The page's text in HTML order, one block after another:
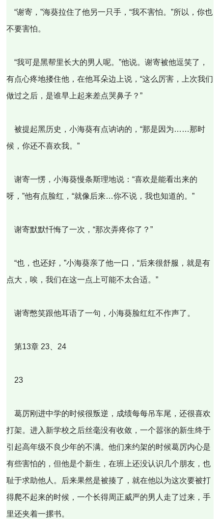
“谢寄，”海葵拉住了他另一只手，“我不害怕。”所以，你也
不要害怕。
“我可是黑帮里长大的男人呢。”他说。谢寄被他逗笑了，
有点心疼地搂住他，在他耳朵边上说，“这么厉害，上次我们
做过之后，是谁早上起来差点哭鼻子？”
被提起黑历史，小海葵有点讷讷的，“那是因为……那时
候，你还不喜欢我。”
谢寄一愣，小海葵慢条斯理地说：“喜欢是能看出来的
呀，”他有点脸红，“就像后来…你不说，我也知道的。”
谢寄默默忏悔了一次，“那次弄疼你了？”
“也，也还好，”小海葵亲了他一口，“后来很舒服，就是有
点大，唉，我们在这一点上可能不太合适。”
谢寄憋笑跟他耳语了一句，小海葵脸红红不作声了。
第13章 23、24
23
葛厉刚进中学的时候很叛逆，成绩每每吊车尾，还很喜欢
打架。进入新学校之后丝毫没有收敛，一个嚣张的新生终于
引起高年级不良少年的不满。他们来约架的时候葛厉内心是
有些害怕的，但他是个新生，在班上还没认识几个朋友，也
耻于求助他人。后来果然是被揍了，就在他以为这次要被打
得爬不起来的时候，一个长得周正威严的男人走了过来，手
里还夹着一摞书。